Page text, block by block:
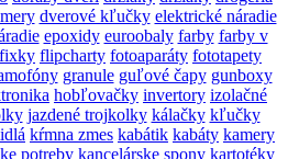
dverové kľučky elektrické náradie
epoxidy euroobaly farby farby v
fixky flipcharty fotoaparáty fototapety
granule guľové čapy gunboxy
hobľovačky invertory izolačné
jazdené trojkolky kálačky kľučky
kŕmna zmes kabátik kabáty kamery
potreby kancelárske spony kartotéky